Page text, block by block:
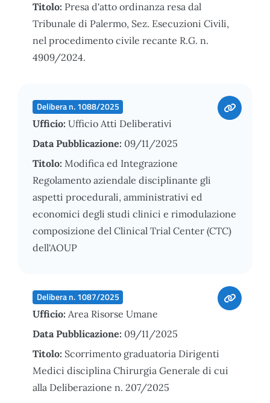
Titolo: Presa d'atto ordinanza resa dal
Tribunale di Palermo, Sez. Esecuzioni Civili,
nel procedimento civile recante R.G. n.
4909/2024.
Delibera n. 1088/2025
Ufficio: Ufficio Atti Deliberativi
Data Pubblicazione: 09/11/2025
Titolo: Modifica ed Integrazione
Regolamento aziendale disciplinante gli
aspetti procedurali, amministrativi ed
economici degli studi clinici e rimodulazione
composizione del Clinical Trial Center (CTC)
dell'AOUP
Delibera n. 1087/2025
Ufficio: Area Risorse Umane
Data Pubblicazione: 09/11/2025
Titolo: Scorrimento graduatoria Dirigenti
Medici disciplina Chirurgia Generale di cui
alla Deliberazione n. 207/2025